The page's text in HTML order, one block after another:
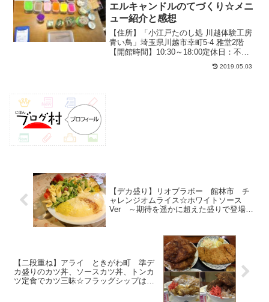
エルキャンドルのてづくり☆メニ
ュー紹介と感想
【住所】「小江戸たのし処 川越体験工房
青い鳥」埼玉県川越市幸町5-4 雅堂2階
【開館時間】10:30～18:00定休日：不定
休TEL：049-225-2720駐車場：なし料
金：体験内容により異なる2018.9月（週
2019.05.03
【デカ盛り】リオブラボー 館林市 チ
ャレンジオムライス☆ホワイトソース
Ver ～期待を遥かに超えた盛りで登場～
【二段重ね】アライ ときがわ町 準デ
カ盛りのカツ丼、ソースカツ丼、トンカ
ツ定食でカツ三昧☆フラッグシップはど